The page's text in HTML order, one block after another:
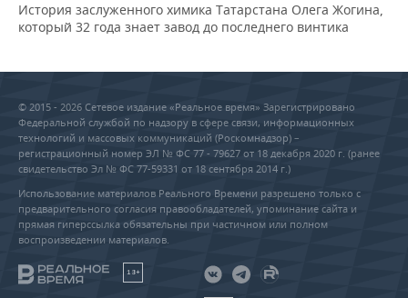
История заслуженного химика Татарстана Олега Жогина,
который 32 года знает завод до последнего винтика
© 2015 - 2026 Сетевое издание «Реальное время» Зарегистрировано
Федеральной службой по надзору в сфере связи, информационных
технологий и массовых коммуникаций (Роскомнадзор) –
регистрационный номер ЭЛ № ФС 77 - 79627 от 18 декабря 2020 г. (ранее
свидетельство Эл № ФС 77-59331 от 18 сентября 2014 г.)
Использование материалов Реального Времени разрешено только с
предварительного согласия правообладателей, упоминание сайта и
прямая гиперссылка обязательны при частичном или полном
воспроизведении материалов.
18+